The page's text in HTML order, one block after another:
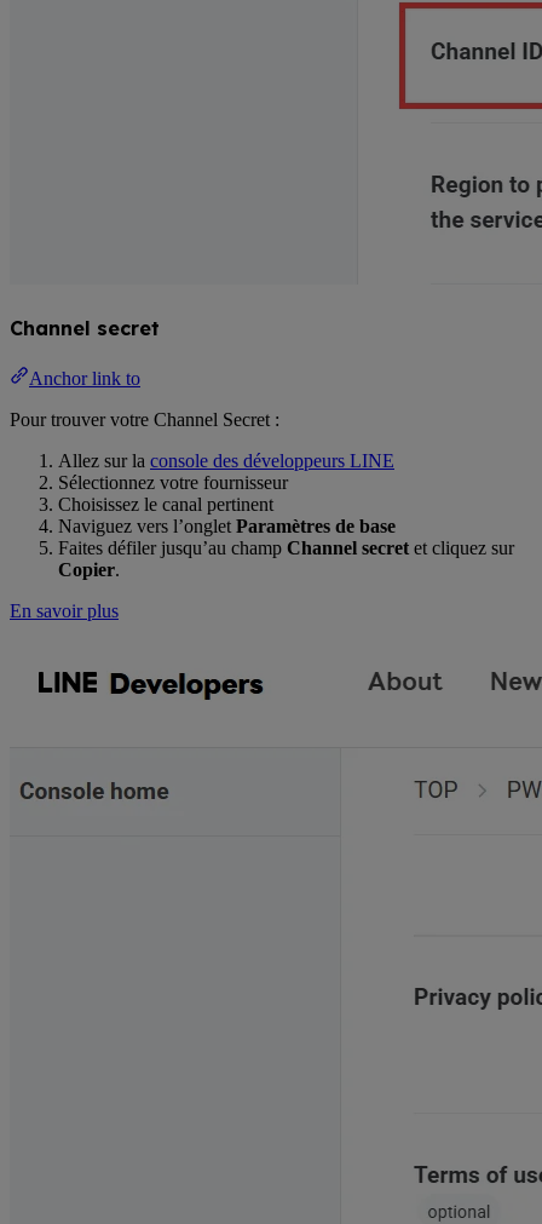
Channel secret
Anchor link to
Pour trouver votre Channel Secret :
Allez sur la console des développeurs LINE
Sélectionnez votre fournisseur
Choisissez le canal pertinent
Naviguez vers l’onglet Paramètres de base
Faites défiler jusqu’au champ Channel secret et cliquez sur
Copier.
En savoir plus